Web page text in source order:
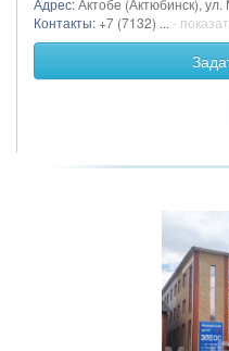
Адрес:Актобе (Актюбинск), ул.
Контакты: +7 (7132) ... -